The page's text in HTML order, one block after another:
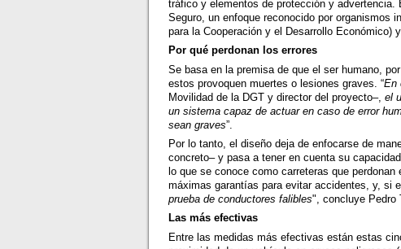
tráfico y elementos de protección y
Seguro, un enfoque reconocido por organismos
para la Cooperación y el Desarrollo Económico)
Por qué perdonan los errores
Se basa en la premisa de que el ser humano,
estos provoquen muertes o lesiones graves. “En
Movilidad de la DGT y director del proyecto–,el
un sistema capaz de actuar en caso de error
sean graves”.
Por lo tanto, el diseño deja de enfocarse de
concreto– y pasa a tener en cuenta su
lo que se conoce como carreteras que
máximas garantías para evitar accidentes, y, si
prueba de conductores falibles", concluye Pedro
Las más efectivas
Entre las medidas más efectivas están estas